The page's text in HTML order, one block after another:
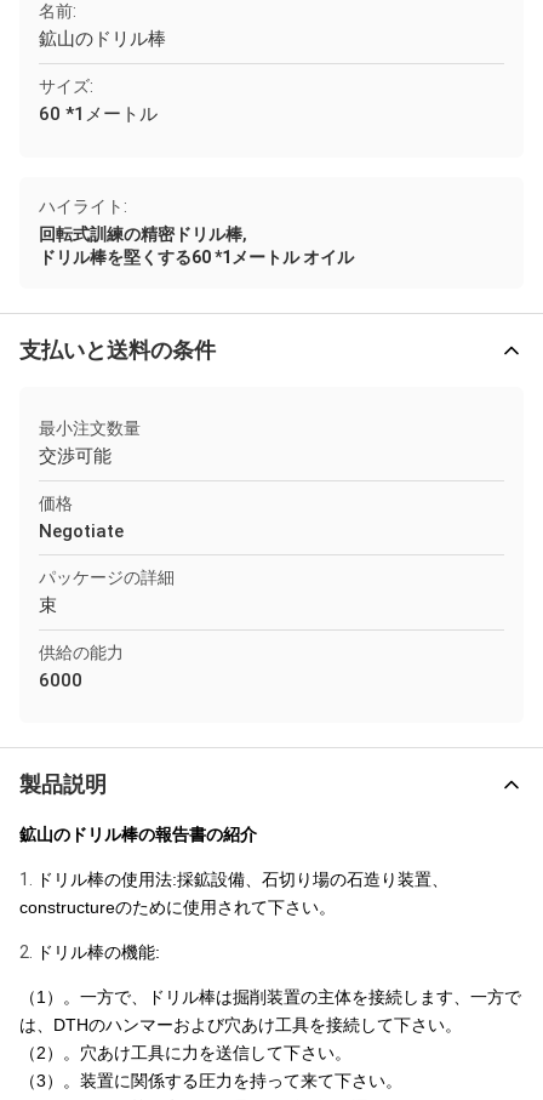
名前:
鉱山のドリル棒
サイズ:
60 *1メートル
ハイライト:
回転式訓練の精密ドリル棒,
ドリル棒を堅くする60 *1メートル オイル
支払いと送料の条件
最小注文数量
交渉可能
価格
Negotiate
パッケージの詳細
束
供給の能力
6000
製品説明
鉱山のドリル棒の報告書の紹介
1.
ドリル棒の使用法:採鉱設備、石切り場の石造り装置、
constructureのために使用されて下さい。
2. ドリル棒の機能:
（1）。一方で、ドリル棒は掘削装置の主体を接続します、一方で
は、DTHのハンマーおよび穴あけ工具を接続して下さい。
（2）。穴あけ工具に力を送信して下さい。
（3）。装置に関係する圧力を持って来て下さい。